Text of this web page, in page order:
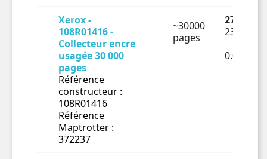
Xerox -
108R01416 -
Collecteur encre
usagée 30 000
pages
Référence
constructeur :
108R01416
Référence
Maptrotter :
372237
~30000
pages
27.7 €
23.08 €